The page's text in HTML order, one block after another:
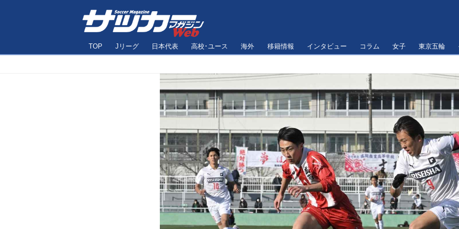
TOP Jリーグ 日本代表 高校･ユース 海外 移籍情報 インタビュー コラム 女子 東京五輪